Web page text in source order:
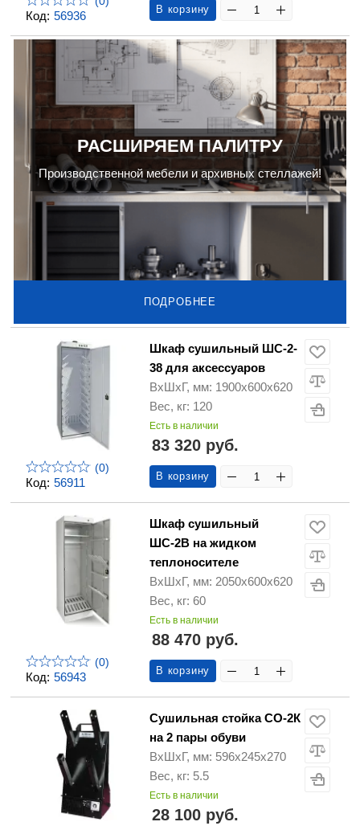
Код: 56936 В корзину
РАСШИРЯЕМ ПАЛИТРУ
Производственной мебели и архивных стеллажей!
ПОДРОБНЕЕ
Код: 56911
(0)
Шкаф сушильный ШС-2-
38 для аксессуаров
ВхШхГ, мм: 1900х600х620
Вес, кг: 120
Есть в наличии
83 320 руб.
В корзину
Код: 56943
(0)
Шкаф сушильный
ШС-2В на жидком
теплоносителе
ВхШхГ, мм: 2050х600х620
Вес, кг: 60
Есть в наличии
88 470 руб.
В корзину
Сушильная стойка СО-2К
на 2 пары обуви
ВхШхГ, мм: 596х245х270
Вес, кг: 5.5
Есть в наличии
28 100 руб.